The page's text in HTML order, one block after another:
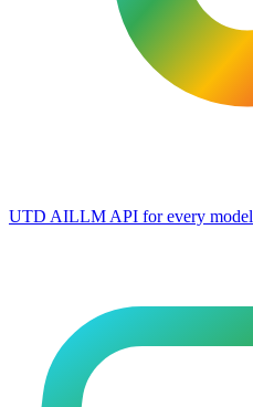
UTD AILLM API for every model